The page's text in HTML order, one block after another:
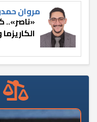
مروان
«ناصر»..